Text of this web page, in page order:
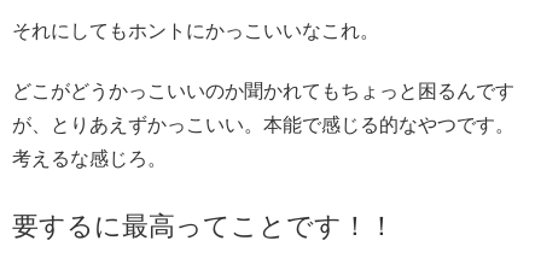
それにしてもホントにかっこいいなこれ。
どこがどうかっこいいのか聞かれてもちょっと困るんです
が、とりあえずかっこいい。本能で感じる的なやつです。
考えるな感じろ。
要するに最高ってことです！！